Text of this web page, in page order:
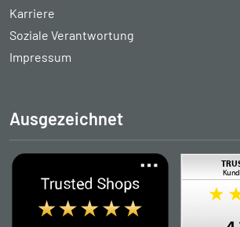
Karriere
Soziale Verantwortung
Impressum
Ausgezeichnet